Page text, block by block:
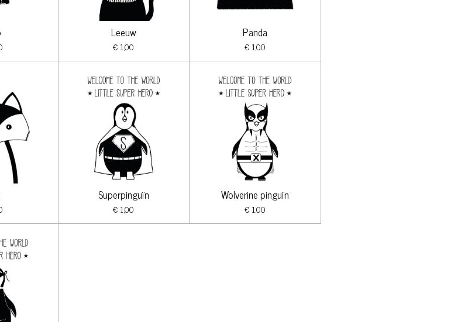
Leeuw
€ 1,00
Panda
€ 1,00
Superpinguïn
€ 1,00
Wolverine pinguïn
€ 1,00